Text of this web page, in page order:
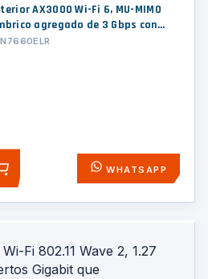
AX3000 Wi-Fi 6, MU-MIMO
agregado de 3 Gbps con
gratuita o stand-alone.
AGREGAR WHATSAPP